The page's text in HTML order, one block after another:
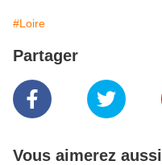
#Loire
Partager
Vous aimerez aussi